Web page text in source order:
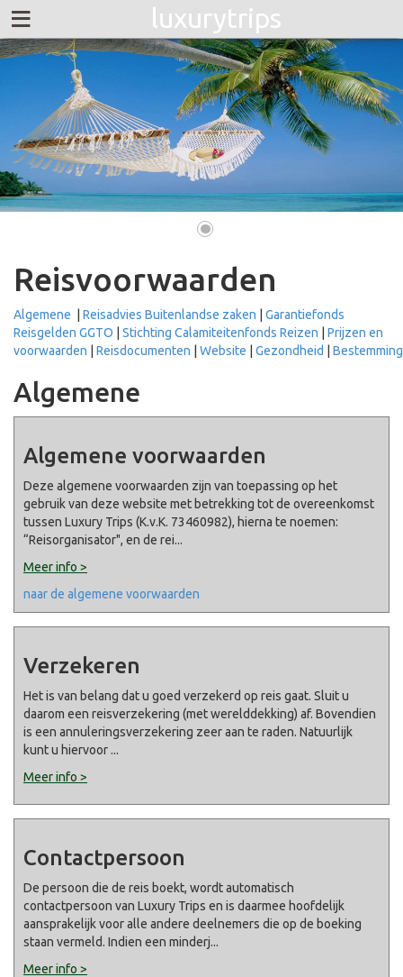
≡ luxurytrips
•
Reisvoorwaarden
Algemene | Reisadvies Buitenlandse zaken | Garantiefonds
Reisgelden GGTO | Stichting Calamiteitenfonds Reizen | Prijzen en
voorwaarden | Reisdocumenten | Website | Gezondheid | Bestemming
Algemene
Algemene voorwaarden
Deze algemene voorwaarden zijn van toepassing op het
gebruik van deze website met betrekking tot de overeenkomst
tussen Luxury Trips (K.v.K. 73460982), hierna te noemen:
“Reisorganisator", en de rei...
Meer info >
naar de algemene voorwaarden
Verzekeren
Het is van belang dat u goed verzekerd op reis gaat. Sluit u
daarom een reisverzekering (met werelddekking) af. Bovendien
is een annuleringsverzekering zeer aan te raden. Natuurlijk
kunt u hiervoor ...
Meer info >
Contactpersoon
De persoon die de reis boekt, wordt automatisch
contactpersoon van Luxury Trips en is daarmee hoofdelijk
aansprakelijk voor alle andere deelnemers die op de boeking
staan vermeld. Indien een minderj...
Meer info >